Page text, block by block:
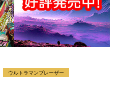
ウルトラマンブレーザー